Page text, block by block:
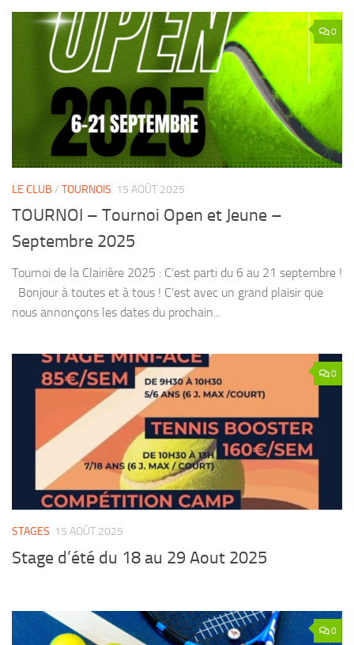
0
LE CLUB / TOURNOIS 15 AOÛT 2025
TOURNOI – Tournoi Open et Jeune –
Septembre 2025
Tournoi de la Clairière 2025 : C’est parti du 6 au 21 septembre !
Bonjour à toutes et à tous ! C’est avec un grand plaisir que
nous annonçons les dates du prochain...
0
STAGES 15 AOÛT 2025
Stage d’été du 18 au 29 Aout 2025
0